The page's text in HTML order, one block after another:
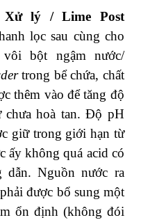
Xử lý / Lime Post
lọc sau cùng cho
bột ngậm nước/
trong bể chứa, chất
thêm vào để tăng độ
chưa hoà tan. Độ pH
giữ trong giới hạn từ
ấy không quá acid có
dẫn. Nguồn nước ra
được bổ sung một
ổn định (không đói